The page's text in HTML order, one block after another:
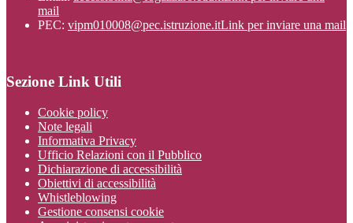
mail
PEC: vipm010008@pec.istruzione.itLink per inviare una mail
Sezione Link Utili
Cookie policy
Note legali
Informativa Privacy
Ufficio Relazioni con il Pubblico
Dichiarazione di accessibilità
Obiettivi di accessibilità
Whistleblowing
Gestione consensi cookie